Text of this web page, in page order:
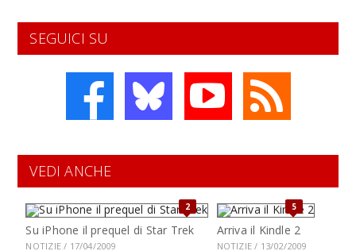
SEGUICI SU
VEDI ANCHE
2
Su iPhone il prequel di Star Trek
NOTIZIE / 17/04/2009
5
Arriva il Kindle 2
NOTIZIE / 13/02/2009